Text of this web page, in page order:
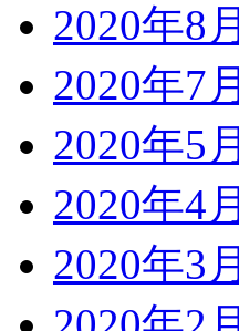
2020年8月
2020年7月
2020年5月
2020年4月
2020年3月